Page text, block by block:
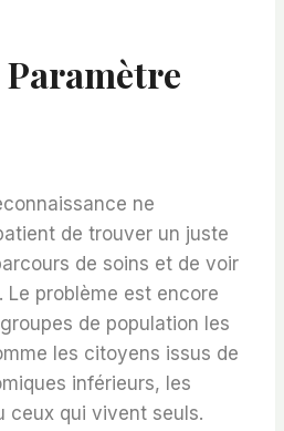
ne
de trouver un juste
de soins et de voir
Le problème est encore
de population les
les citoyens issus de
inférieurs, les
ceux qui vivent seuls.